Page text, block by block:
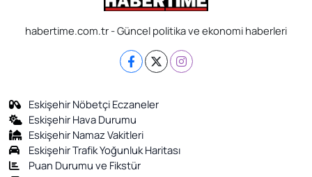
habertime.com.tr - Güncel politika ve ekonomi haberleri
Eskişehir Nöbetçi Eczaneler
Eskişehir Hava Durumu
Eskişehir Namaz Vakitleri
Eskişehir Trafik Yoğunluk Haritası
Puan Durumu ve Fikstür